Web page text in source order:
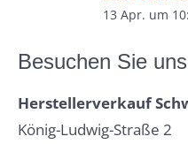
13 Apr. um
Besuchen Sie
Herstellerverkauf
König-Ludwig-Straße 2